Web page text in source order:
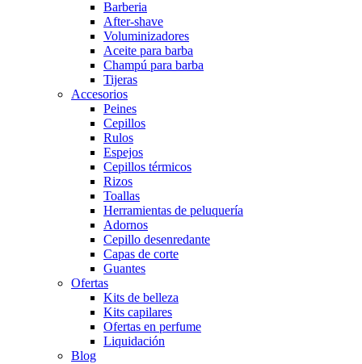
Barberia
After-shave
Voluminizadores
Aceite para barba
Champú para barba
Tijeras
Accesorios
Peines
Cepillos
Rulos
Espejos
Cepillos térmicos
Rizos
Toallas
Herramientas de peluquería
Adornos
Cepillo desenredante
Capas de corte
Guantes
Ofertas
Kits de belleza
Kits capilares
Ofertas en perfume
Liquidación
Blog